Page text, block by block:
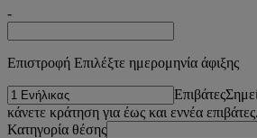
-
Επιστροφή Επιλέξτε ημερομηνία άφιξης
Επιβάτες
κάνετε κράτηση για έως και εννέα επιβάτες.
Κατηγορία θέσης